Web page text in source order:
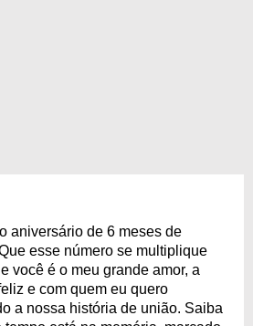
aniversário de 6 meses de
esse número se multiplique
você é o meu grande amor, a
e com quem eu quero
a nossa história de união. Saiba